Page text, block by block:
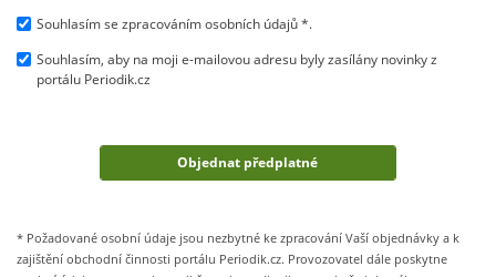
Souhlasím se zpracováním osobních údajů *.
Souhlasím, aby na moji e-mailovou adresu byly zasílány novinky z
portálu Periodik.cz
* Požadované osobní údaje jsou nezbytné ke zpracování Vaší objednávky a k
zajištění obchodní činnosti portálu Periodik.cz. Provozovatel dále poskytne